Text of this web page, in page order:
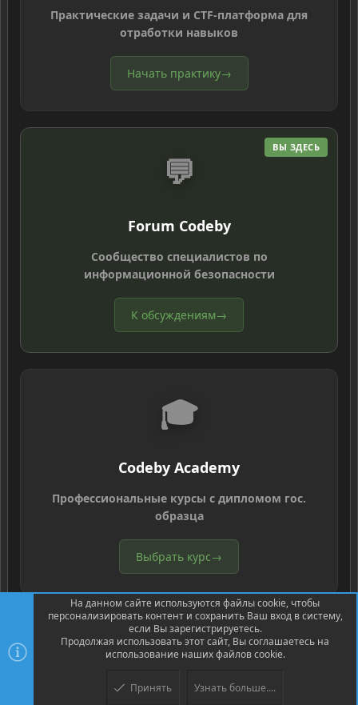
Практические задачи и CTF-платформа для
отработки навыков
Начать практику→
ВЫ ЗДЕСЬ
💬
Forum Codeby
Сообщество специалистов по
информационной безопасности
К обсуждениям→
🎓
Codeby Academy
Профессиональные курсы с дипломом гос.
образца
Выбрать курс→
Community platform by XenForo ® © 2010-2026 XenForo Ltd.
© Jason Axelrod of 8WAYRUN
На данном сайте используются файлы cookie, чтобы
персонализировать контент и сохранить Ваш вход в систему,
если Вы зарегистрируетесь.
Продолжая использовать этот сайт, Вы соглашаетесь на
использование наших файлов cookie.
Принять Узнать больше....